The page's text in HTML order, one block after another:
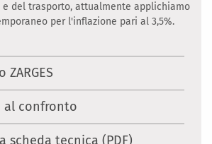
e del trasporto, attualmente applichiamo
per l'inflazione pari al 3,5%.
al confronto
scheda tecnica (PDF)